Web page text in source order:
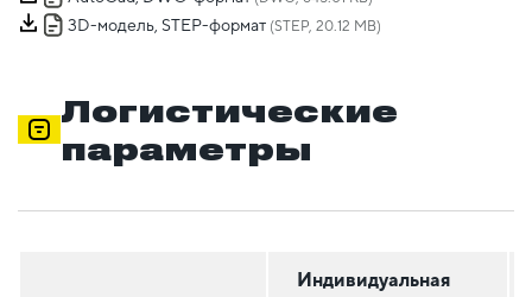
3D-модель, STEP-формат (STEP, 20.12 MB)
Логистические
параметры
Индивидуальная